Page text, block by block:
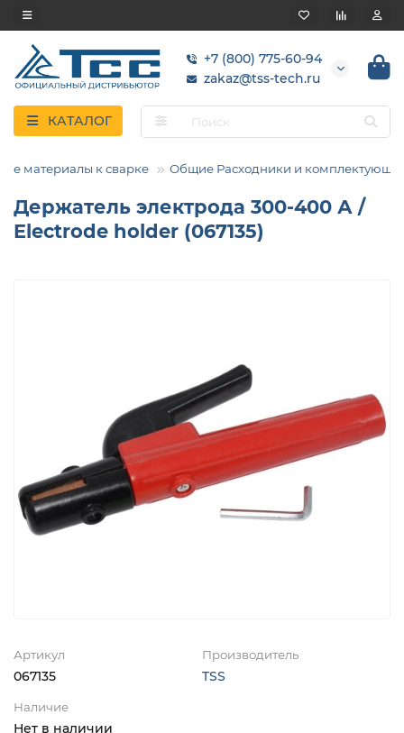
+7 (800) 775-60-94
zakaz@tss-tech.ru
КАТАЛОГ
материалы к сварке Общие Расходники и
Держатель электрода 300-400 А /
Electrode holder (067135)
Артикул
067135
Производитель
TSS
Наличие
Нет в наличии